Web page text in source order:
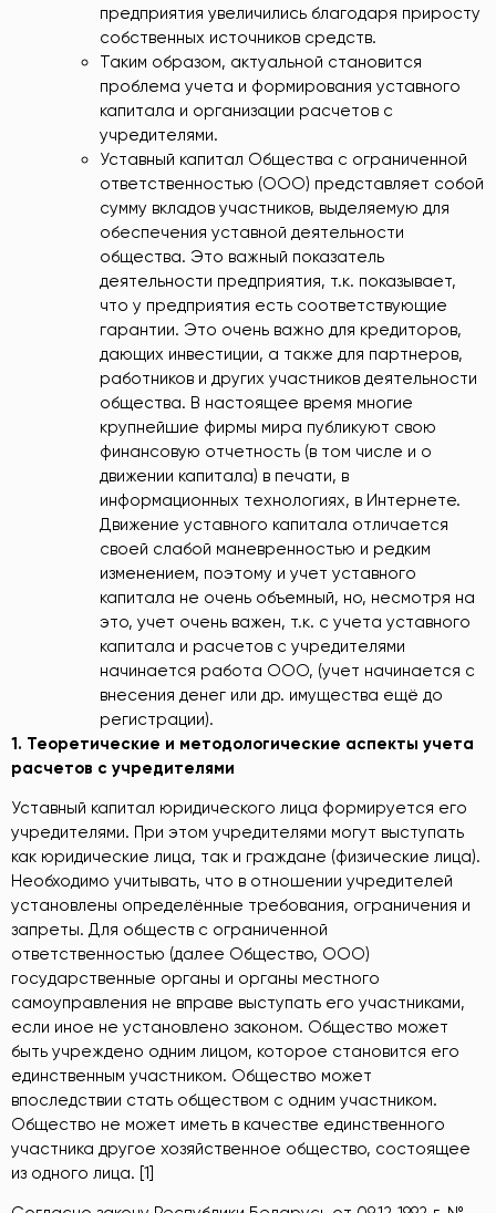
предприятия увеличились благодаря приросту
собственных источников средств.
Таким образом, актуальной становится
проблема учета и формирования уставного
капитала и организации расчетов с
учредителями.
Уставный капитал Общества с ограниченной
ответственностью (ООО) представляет собой
сумму вкладов участников, выделяемую для
обеспечения уставной деятельности
общества. Это важный показатель
деятельности предприятия, т.к. показывает,
что у предприятия есть соответствующие
гарантии. Это очень важно для кредиторов,
дающих инвестиции, а также для партнеров,
работников и других участников деятельности
общества. В настоящее время многие
крупнейшие фирмы мира публикуют свою
финансовую отчетность (в том числе и о
движении капитала) в печати, в
информационных технологиях, в Интернете.
Движение уставного капитала отличается
своей слабой маневренностью и редким
изменением, поэтому и учет уставного
капитала не очень объемный, но, несмотря на
это, учет очень важен, т.к. с учета уставного
капитала и расчетов с учредителями
начинается работа ООО, (учет начинается с
внесения денег или др. имущества ещё до
регистрации).
1. Теоретические и методологические аспекты учета
расчетов с учредителями
Уставный капитал юридического лица формируется его
учредителями. При этом учредителями могут выступать
как юридические лица, так и граждане (физические лица).
Необходимо учитывать, что в отношении учредителей
установлены определённые требования, ограничения и
запреты. Для обществ с ограниченной
ответственностью (далее Общество, ООО)
государственные органы и органы местного
самоуправления не вправе выступать его участниками,
если иное не установлено законом. Общество может
быть учреждено одним лицом, которое становится его
единственным участником. Общество может
впоследствии стать обществом с одним участником.
Общество не может иметь в качестве единственного
участника другое хозяйственное общество, состоящее
из одного лица. [1]